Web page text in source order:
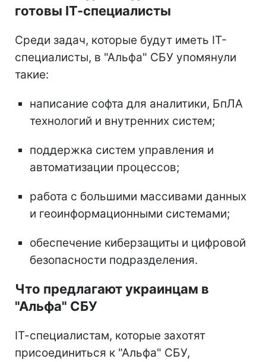
готовы ІТ-специалисты
Среди задач, которые будут иметь ІТ-
специалисты, в "Альфа" СБУ упомянули
такие:
написание софта для аналитики, БпЛА
технологий и внутренних систем;
поддержка систем управления и
автоматизации процессов;
работа с большими массивами данных
и геоинформационными системами;
обеспечение киберзащиты и цифровой
безопасности подразделения.
Что предлагают украинцам в
"Альфа" СБУ
ІТ-специалистам, которые захотят
присоединиться к "Альфа" СБУ,